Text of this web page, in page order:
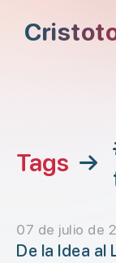
Tags →
07 de julio de
De la Idea al